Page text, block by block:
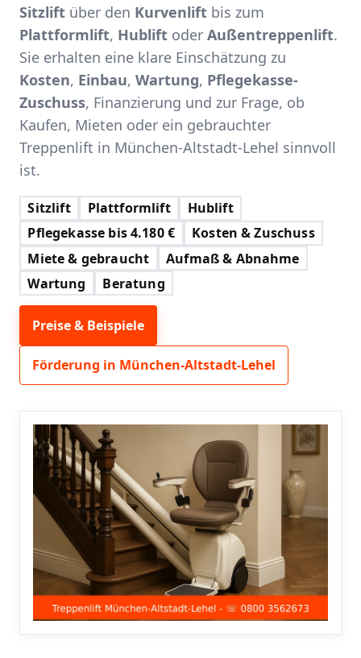
Sitzlift über den Kurvenlift bis zum
Plattformlift, Hublift oder Außentreppenlift.
Sie erhalten eine klare Einschätzung zu
Kosten, Einbau, Wartung, Pflegekasse-
Zuschuss, Finanzierung und zur Frage, ob
Kaufen, Mieten oder ein gebrauchter
Treppenlift in München-Altstadt-Lehel sinnvoll
ist.
Sitzlift Plattformlift
Hublift
Pflegekasse bis 4.180 €
Kosten & Zuschuss
Miete & gebraucht
Aufmaß & Abnahme
Wartung
Beratung
Preise & Beispiele
Förderung in München-Altstadt-Lehel